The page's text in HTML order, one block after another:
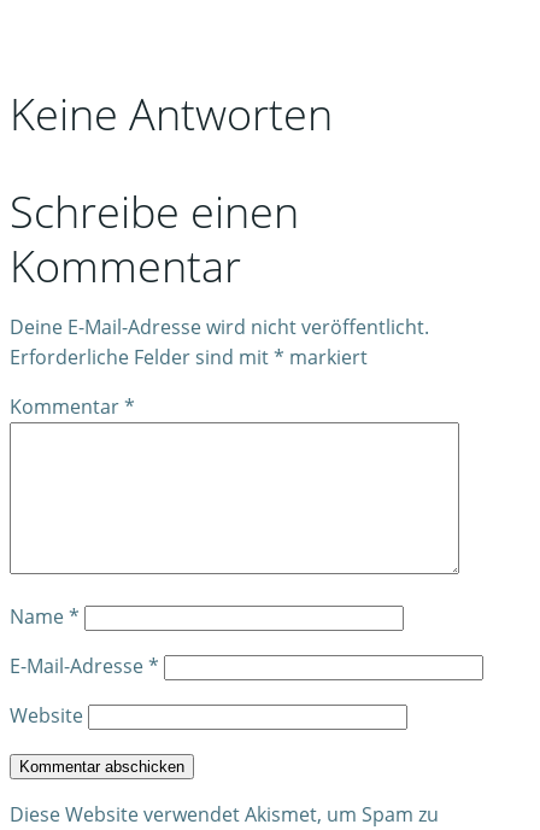
Keine Antworten
Schreibe einen
Kommentar
Deine E-Mail-Adresse wird nicht veröffentlicht.
Erforderliche Felder sind mit* markiert
Kommentar*
Name*
E-Mail-Adresse*
Website
Diese Website verwendet Akismet, um Spam zu